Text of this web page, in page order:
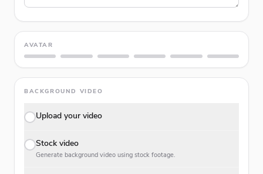
AVATAR
BACKGROUND VIDEO
Upload your video
Stock video
Generate background video using stock footage.